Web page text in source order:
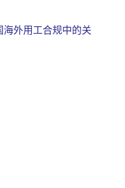
外用工合规中的关